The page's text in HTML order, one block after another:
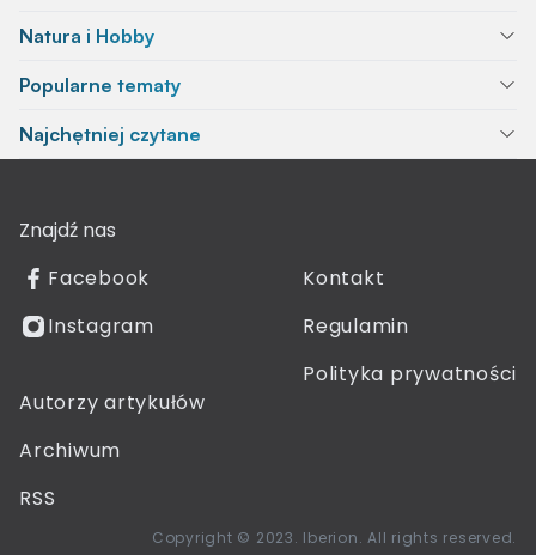
Natura i Hobby
Popularne tematy
Najchętniej czytane
Znajdź nas
Facebook
Instagram
Kontakt
Regulamin
Polityka prywatności
Autorzy artykułów
Archiwum
RSS
Copyright © 2023. Iberion. All rights reserved.